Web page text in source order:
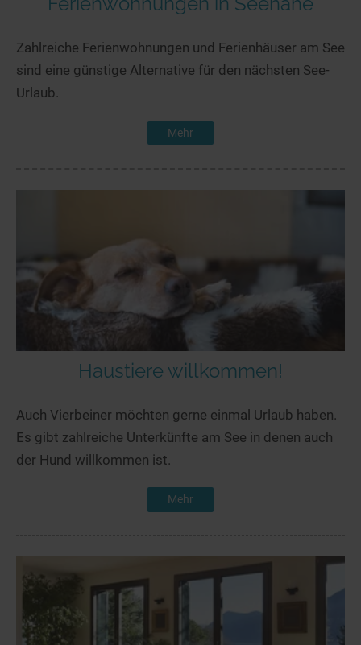
Zahlreiche Ferienwohnungen und Ferienhäuser am See
sind eine günstige Alternative für den nächsten See-
Urlaub.
Mehr
Haustiere willkommen!
Auch Vierbeiner möchten gerne einmal Urlaub haben.
Es gibt zahlreiche Unterkünfte am See in denen auch
der Hund willkommen ist.
Mehr